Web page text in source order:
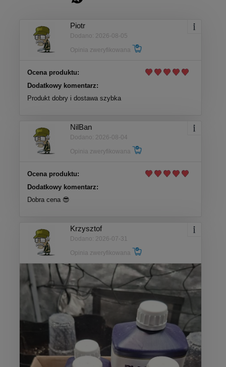
Piotr
Dodano: 2026-08-05
Opinia zweryfikowana
Ocena produktu:
Dodatkowy komentarz:
Produkt dobry i dostawa szybka
NilBan
Dodano: 2026-08-04
Opinia zweryfikowana
Ocena produktu:
Dodatkowy komentarz:
Dobra cena 😎
Krzysztof
Dodano: 2026-07-31
Opinia zweryfikowana